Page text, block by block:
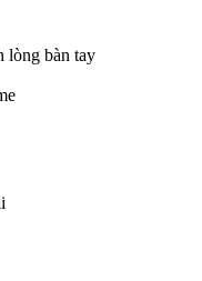
lòng bàn tay